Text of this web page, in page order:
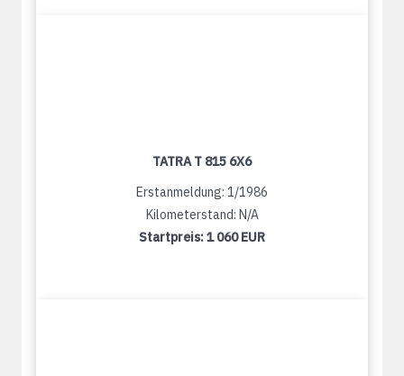
TATRA T 815 6X6
Erstanmeldung: 1/1986
Kilometerstand: N/A
Startpreis:1 060 EUR